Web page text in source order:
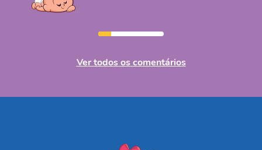
Ver todos os comentários